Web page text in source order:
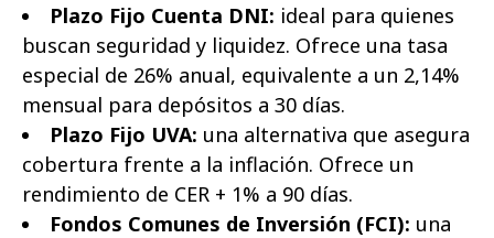
Plazo Fijo Cuenta DNI: ideal para quienes
buscan seguridad y liquidez. Ofrece una tasa
especial de 26% anual, equivalente a un 2,14%
mensual para depósitos a 30 días.
Plazo Fijo UVA: una alternativa que asegura
cobertura frente a la inflación. Ofrece un
rendimiento de CER + 1% a 90 días.
Fondos Comunes de Inversión (FCI): una